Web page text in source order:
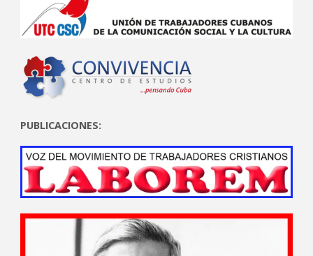
PUBLICACIONES: